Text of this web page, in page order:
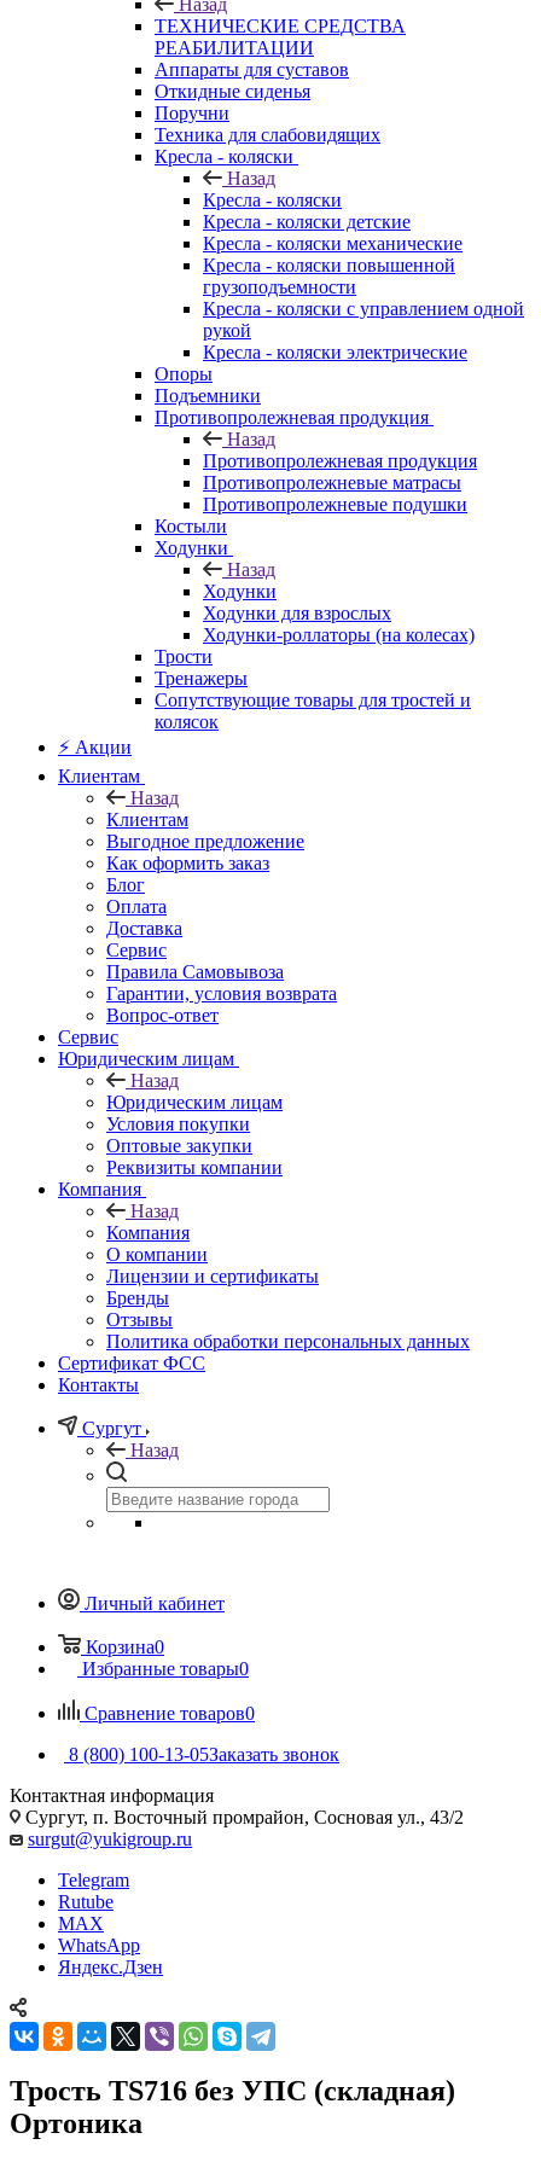
ТЕХНИЧЕСКИЕ СРЕДСТВА
РЕАБИЛИТАЦИИ
Аппараты для суставов
Откидные сиденья
Поручни
Техника для слабовидящих
Кресла - коляски
Назад
Кресла - коляски
Кресла - коляски детские
Кресла - коляски механические
Кресла - коляски повышенной
грузоподъемности
Кресла - коляски с управлением одной
рукой
Кресла - коляски электрические
Опоры
Подъемники
Противопролежневая продукция
Назад
Противопролежневая продукция
Противопролежневые матрасы
Противопролежневые подушки
Костыли
Ходунки
Назад
Ходунки
Ходунки для взрослых
Ходунки-роллаторы (на колесах)
Трости
Тренажеры
Сопутствующие товары для тростей и
колясок
⚡ Акции
Клиентам
Назад
Клиентам
Выгодное предложение
Как оформить заказ
Блог
Оплата
Доставка
Сервис
Правила Самовывоза
Гарантии, условия возврата
Вопрос-ответ
Сервис
Юридическим лицам
Назад
Юридическим лицам
Условия покупки
Оптовые закупки
Реквизиты компании
Компания
Назад
Компания
О компании
Лицензии и сертификаты
Бренды
Отзывы
Политика обработки персональных данных
Сертификат ФСС
Контакты
Сургут
Назад
Личный кабинет
Корзина0
Избранные товары0
Сравнение товаров0
8 (800) 100-13-05Заказать звонок
Контактная информация
Сургут, п. Восточный промрайон, Сосновая ул., 43/2
surgut@yukigroup.ru
Telegram
Rutube
MAX
WhatsApp
Яндекс.Дзен
Трость TS716 без УПС (складная)
Ортоника